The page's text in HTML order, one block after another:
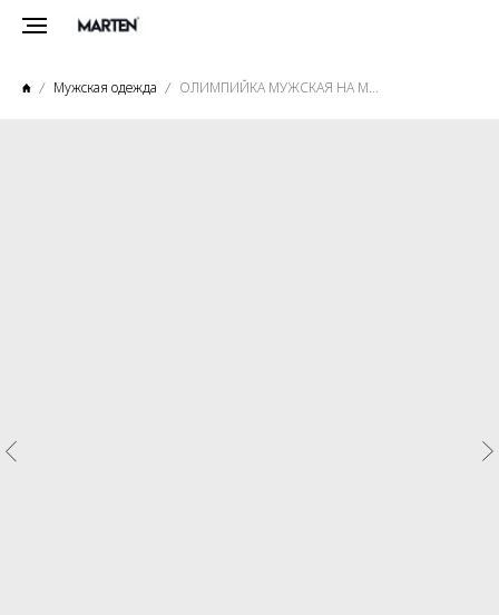
Мужская одежда ОЛИМПИЙКА МУЖСКАЯ НА МОЛНИИ ГРАФИТ